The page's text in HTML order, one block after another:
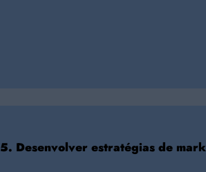
5. Desenvolver estratégias de